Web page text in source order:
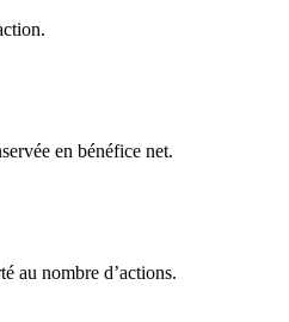
en bénéfice net.
au nombre d’actions.